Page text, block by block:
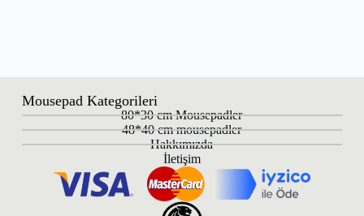
Mousepad Kategorileri
80*30 cm Mousepadler
48*40 cm mousepadler
Hakkımızda
İletişim